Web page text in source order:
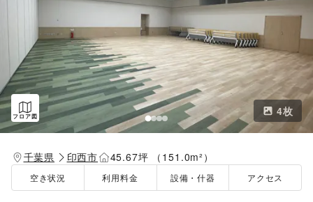
フロア図 4枚
千葉県 印西市 45.67坪 （151.0m²）
空き状況 利用料金 設備・什器 アクセス